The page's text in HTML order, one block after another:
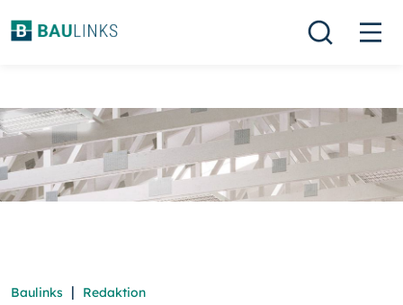
Baulinks | Redaktion